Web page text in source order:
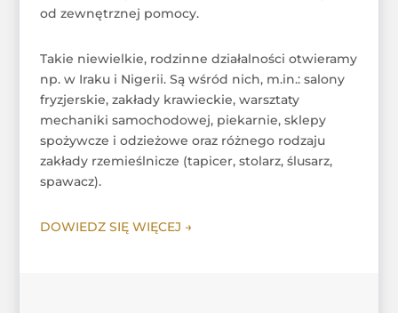
od zewnętrznej pomocy.
Takie niewielkie, rodzinne działalności otwieramy
np. w Iraku i Nigerii. Są wśród nich, m.in.: salony
fryzjerskie, zakłady krawieckie, warsztaty
mechaniki samochodowej, piekarnie, sklepy
spożywcze i odzieżowe oraz różnego rodzaju
zakłady rzemieślnicze (tapicer, stolarz, ślusarz,
spawacz).
DOWIEDZ SIĘ WIĘCEJ →